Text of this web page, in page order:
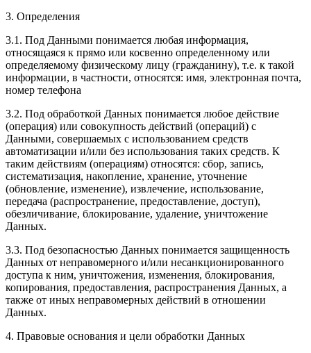
3. Определения
3.1. Под Данными понимается любая информация,
относящаяся к прямо или косвенно определенному или
определяемому физическому лицу (гражданину), т.е. к такой
информации, в частности, относятся: имя, электронная почта,
номер телефона
3.2. Под обработкой Данных понимается любое действие
(операция) или совокупность действий (операций) с
Данными, совершаемых с использованием средств
автоматизации и/или без использования таких средств. К
таким действиям (операциям) относятся: сбор, запись,
систематизация, накопление, хранение, уточнение
(обновление, изменение), извлечение, использование,
передача (распространение, предоставление, доступ),
обезличивание, блокирование, удаление, уничтожение
Данных.
3.3. Под безопасностью Данных понимается защищенность
Данных от неправомерного и/или несанкционированного
доступа к ним, уничтожения, изменения, блокирования,
копирования, предоставления, распространения Данных, а
также от иных неправомерных действий в отношении
Данных.
4. Правовые основания и цели обработки Данных